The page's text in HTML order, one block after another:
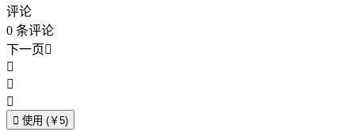
评论
0 条评论
下一页



 使用 (￥5)